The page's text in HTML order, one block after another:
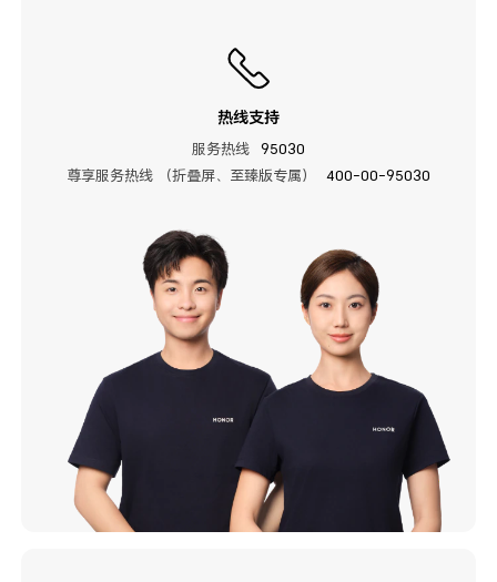
热线支持
服务热线
95030
尊享服务热线 （折叠屏、至臻版专属）
400-00-95030